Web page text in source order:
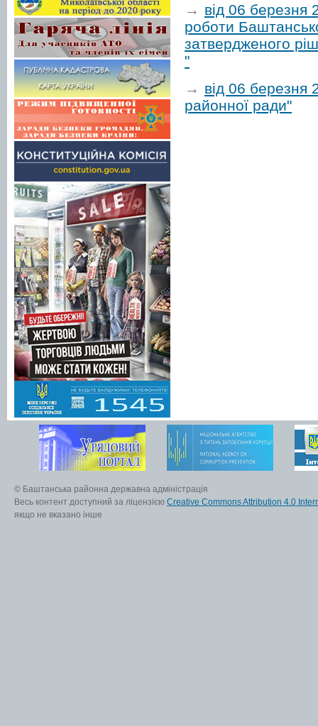
→ від 06
роботи
затвердженого
"
→ від 06
районної ради"
© Баштанська районна державна адміністрація
Весь контент доступний за ліцензією Creative Commons Attribution 4.0
якщо не вказано інше